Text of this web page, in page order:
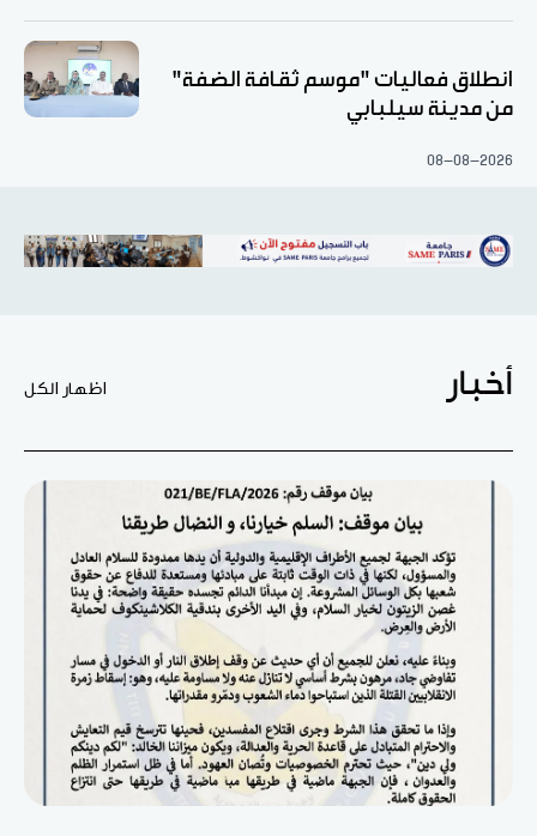
انطلاق فعاليات "موسم ثقافة الضفة"
من مدينة سيلبابي
08-08-2026
أخبار اظهار الكل